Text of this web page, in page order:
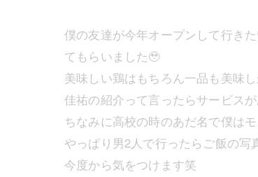
僕の友達が今年オープンして行き
てもらいました🥹
美味しい鶏はもちろん一品も美味
佳祐の紹介って言ったらサービス
ちなみに高校の時のあだ名で僕は
やっぱり男2人で行ったらご飯の
今度から気をつけます笑